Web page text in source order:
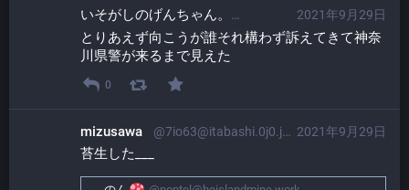
2021年9月29日
いそがしのげんちゃん。​
とりあえず向こうが誰それ構わず訴えてきて神奈
川県警が来るまで見えた
0
2021年9月29日
mizusawa @7io63@itabashi.0j0.jp
苔生した___